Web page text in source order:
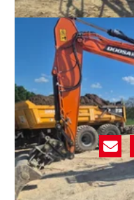
Modèle
Référence
Énergie
Heures
État
LAME TUILE DE 700MM